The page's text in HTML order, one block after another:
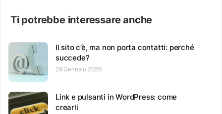
Ti potrebbe interessare anche
Il sito c’è, ma non porta contatti: perché
succede?
29 Gennaio 2026
Link e pulsanti in WordPress: come
crearli